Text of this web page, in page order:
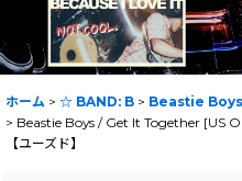
ホーム > ☆ BAND: B > Beastie Boys
> Beastie Boys / Get It Together [US
【ユーズド】